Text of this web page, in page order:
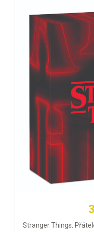
Stranger Things: